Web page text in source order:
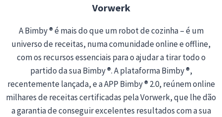
Vorwerk
A Bimby ® é mais do que um robot de cozinha – é um
universo de receitas, numa comunidade online e offline,
com os recursos essenciais para o ajudar a tirar todo o
partido da sua Bimby ®. A plataforma Bimby ®,
recentemente lançada, e a APP Bimby ® 2.0, reúnem online
milhares de receitas certificadas pela Vorwerk, que lhe dão
a garantia de conseguir excelentes resultados com a sua